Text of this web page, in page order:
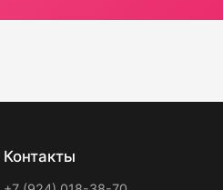
Контакты